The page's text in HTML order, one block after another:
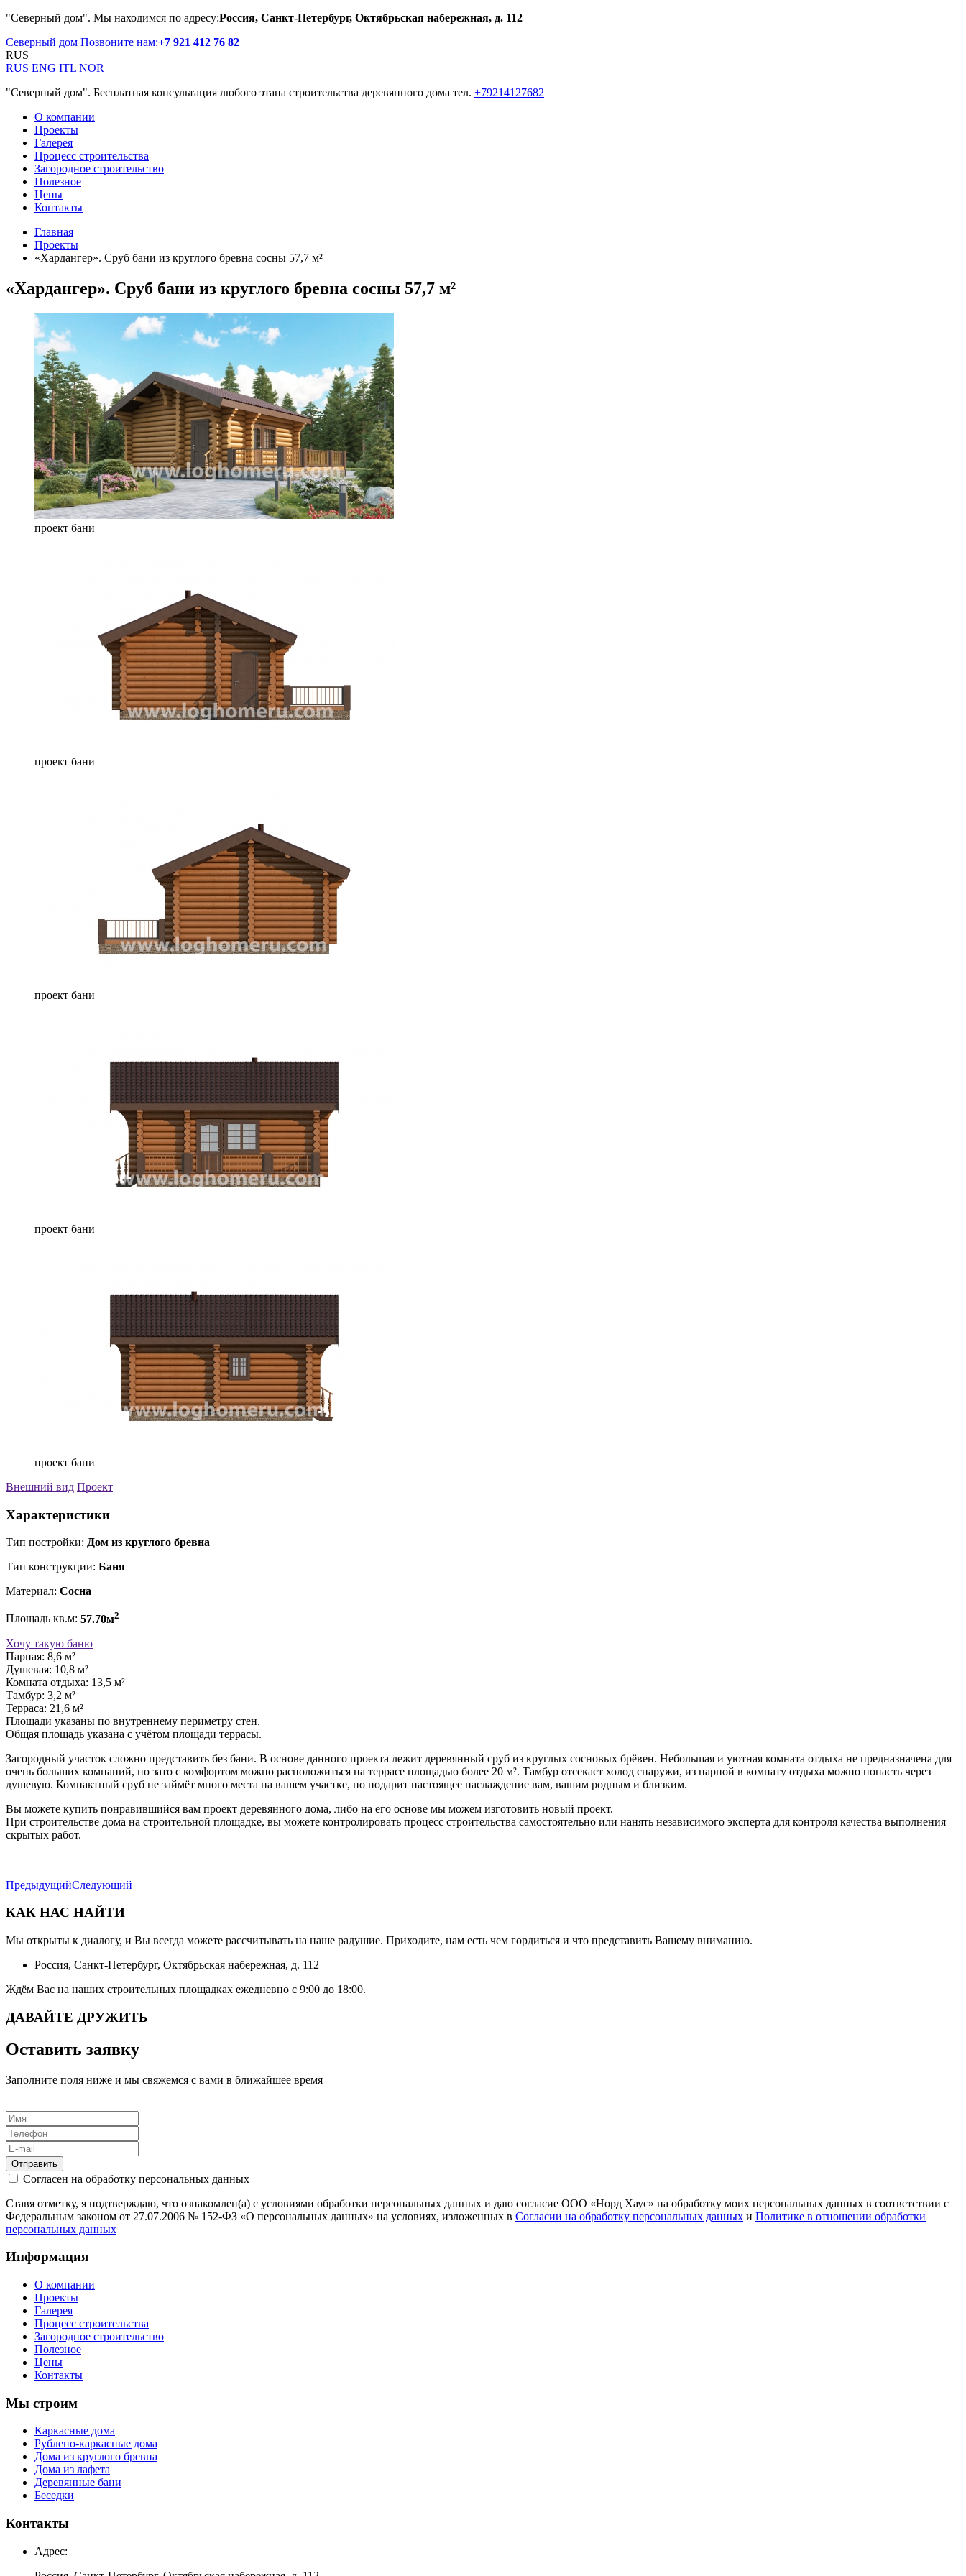
"Северный дом". Мы находимся по адресу:Россия, Санкт-Петербург, Октябрьская набережная, д. 112
Северный дом Позвоните нам:+7 921 412 76 82
RUS
RUS ENG ITL NOR
"Северный дом". Бесплатная консультация любого этапа строительства деревянного дома тел. +79214127682
О компании
Проекты
Галерея
Процесс строительства
Загородное строительство
Полезное
Цены
Контакты
Главная
Проекты
«Хардангер». Сруб бани из круглого бревна сосны 57,7 м²
«Хардангер». Сруб бани из круглого бревна сосны 57,7 м²
проект бани
проект бани
проект бани
проект бани
проект бани
Внешний вид Проект
Характеристики
Тип постройки: Дом из круглого бревна
Тип конструкции: Баня
Материал: Сосна
Площадь кв.м: 57.70м2
Хочу такую баню
Парная: 8,6 м²
Душевая: 10,8 м²
Комната отдыха: 13,5 м²
Тамбур: 3,2 м²
Терраса: 21,6 м²
Площади указаны по внутреннему периметру стен.
Общая площадь указана с учётом площади террасы.
Загородный участок сложно представить без бани. В основе данного проекта лежит деревянный сруб из круглых сосновых брёвен. Небольшая и уютная комната отдыха не предназначена для
очень больших компаний, но зато с комфортом можно расположиться на террасе площадью более 20 м². Тамбур отсекает холод снаружи, из парной в комнату отдыха можно попасть через
душевую. Компактный сруб не займёт много места на вашем участке, но подарит настоящее наслаждение вам, вашим родным и близким.
Вы можете купить понравившийся вам проект деревянного дома, либо на его основе мы можем изготовить новый проект.
При строительстве дома на строительной площадке, вы можете контролировать процесс строительства самостоятельно или нанять независимого эксперта для контроля качества выполнения
скрытых работ.
ПредыдущийСледующий
КАК НАС НАЙТИ
Мы открыты к диалогу, и Вы всегда можете рассчитывать на наше радушие. Приходите, нам есть чем гордиться и что представить Вашему вниманию.
Россия, Санкт-Петербург, Октябрьская набережная, д. 112
Ждём Вас на наших строительных площадках ежедневно с 9:00 до 18:00.
ДАВАЙТЕ ДРУЖИТЬ
Оставить заявку
Заполните поля ниже и мы свяжемся с вами в ближайшее время
Отправить
Согласен на обработку персональных данных
Ставя отметку, я подтверждаю, что ознакомлен(а) с условиями обработки персональных данных и даю согласие ООО «Норд Хаус» на обработку моих персональных данных в соответствии с
Федеральным законом от 27.07.2006 № 152-ФЗ «О персональных данных» на условиях, изложенных в Согласии на обработку персональных данных и Политике в отношении обработки
персональных данных
Информация
О компании
Проекты
Галерея
Процесс строительства
Загородное строительство
Полезное
Цены
Контакты
Мы строим
Каркасные дома
Рублено-каркасные дома
Дома из круглого бревна
Дома из лафета
Деревянные бани
Беседки
Контакты
Адрес: